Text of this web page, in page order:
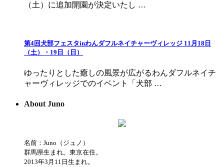
（土）に追加開園が決定いたし …
第4回犬部フェスタinわんダフルネイチャーヴィレッジ 11月18日
（土）・19日（日）
ゆったりとした癒しの風景が広がるわんダフルネイチ
ャーヴィレッジでのイベント「犬部 …
About Juno
名前：Juno（ジュノ）
群馬県生まれ。東京在住。
2013年3月11日生まれ。